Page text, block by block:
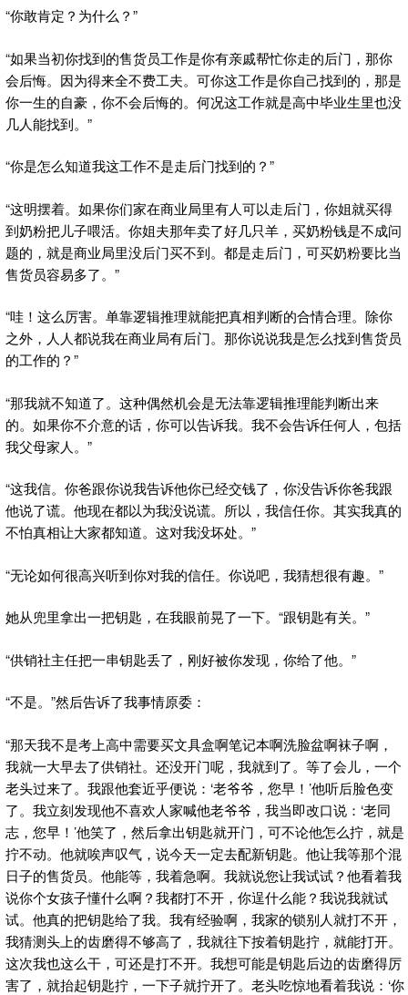
“你敢肯定？为什么？”
“如果当初你找到的售货员工作是你有亲戚帮忙你走的后门，那你
会后悔。因为得来全不费工夫。可你这工作是你自己找到的，那是
你一生的自豪，你不会后悔的。何况这工作就是高中毕业生里也没
几人能找到。”
“你是怎么知道我这工作不是走后门找到的？”
“这明摆着。如果你们家在商业局里有人可以走后门，你姐就买得
到奶粉把儿子喂活。你姐夫那年卖了好几只羊，买奶粉钱是不成问
题的，就是商业局里没后门买不到。都是走后门，可买奶粉要比当
售货员容易多了。”
“哇！这么厉害。单靠逻辑推理就能把真相判断的合情合理。除你
之外，人人都说我在商业局有后门。那你说说我是怎么找到售货员
的工作的？”
“那我就不知道了。这种偶然机会是无法靠逻辑推理能判断出来
的。如果你不介意的话，你可以告诉我。我不会告诉任何人，包括
我父母家人。”
“这我信。你爸跟你说我告诉他你已经交钱了，你没告诉你爸我跟
他说了谎。他现在都以为我没说谎。所以，我信任你。其实我真的
不怕真相让大家都知道。这对我没坏处。”
“无论如何很高兴听到你对我的信任。你说吧，我猜想很有趣。”
她从兜里拿出一把钥匙，在我眼前晃了一下。“跟钥匙有关。”
“供销社主任把一串钥匙丢了，刚好被你发现，你给了他。”
“不是。”然后告诉了我事情原委：
“那天我不是考上高中需要买文具盒啊笔记本啊洗脸盆啊袜子啊，
我就一大早去了供销社。还没开门呢，我就到了。等了会儿，一个
老头过来了。我跟他套近乎便说：‘老爷爷，您早！’他听后脸色变
了。我立刻发现他不喜欢人家喊他老爷爷，我当即改口说：‘老同
志，您早！’他笑了，然后拿出钥匙就开门，可不论他怎么拧，就是
拧不动。他就唉声叹气，说今天一定去配新钥匙。他让我等那个混
日子的售货员。他能等，我着急啊。我就说您让我试试？他看着我
说你个女孩子懂什么啊？我都打不开，你逞什么能？我说我就试
试。他真的把钥匙给了我。我有经验啊，我家的锁别人就打不开，
我猜测头上的齿磨得不够高了，我就往下按着钥匙拧，就能打开。
这次我也这么干，可还是打不开。我想可能是钥匙后边的齿磨得厉
害了，就抬起钥匙拧，一下子就拧开了。老头吃惊地看着我说：‘你